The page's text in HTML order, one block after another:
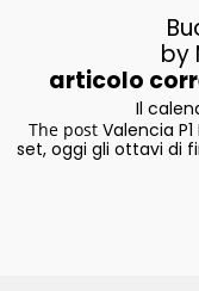
by
articolo
Il
The post Valencia
set, oggi gli ottavi di